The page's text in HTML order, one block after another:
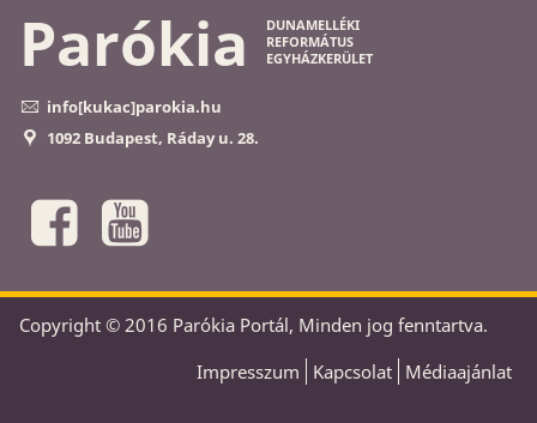
Parókia
DUNAMELLÉKI
REFORMÁTUS
EGYHÁZKERÜLET
info[kukac]parokia.hu
1092 Budapest, Ráday u. 28.
Copyright © 2016 Parókia Portál, Minden jog fenntartva.
Impresszum
Kapcsolat Médiaajánlat